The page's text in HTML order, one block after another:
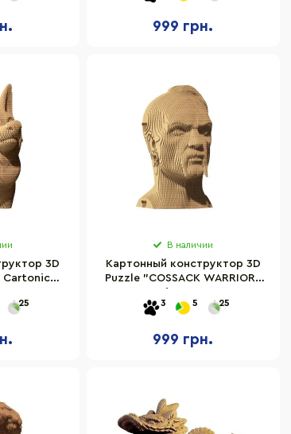
999 грн.
3D
Cartonic
25
В наличии
Картонный конструктор 3D
Puzzle "COSSACK WARRIOR"
3 5 25
999 грн.